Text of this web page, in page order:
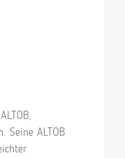
Seine ALTOB